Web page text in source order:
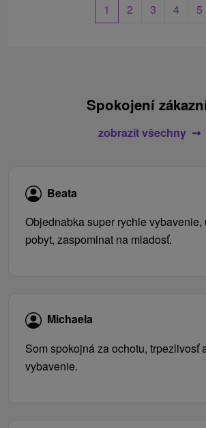
1 2 3 4 5
Spokojení
zobrazit všechny
Beata
Objednabka super rychle vybavenie,
pobyt, zaspominat na mladosť.
Michaela
Som spokojná za ochotu, trpezlivosť
vybavenie.